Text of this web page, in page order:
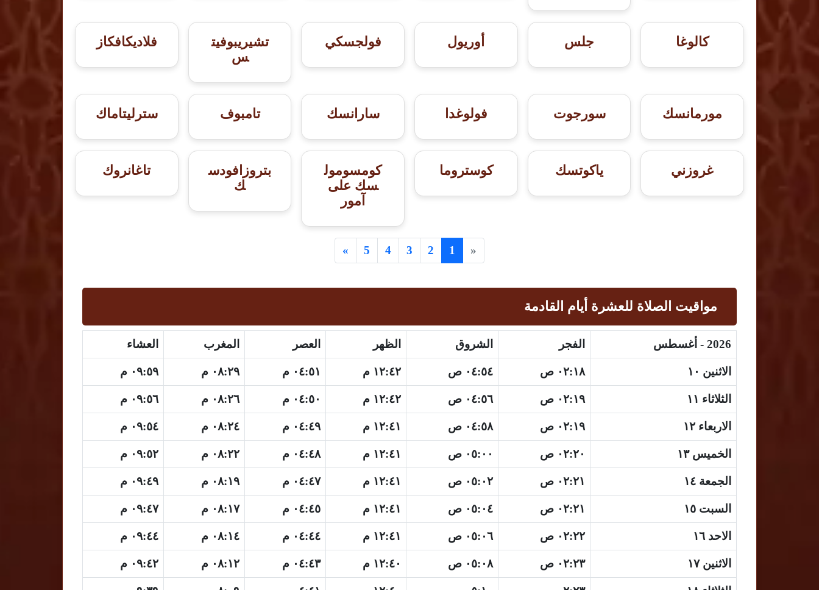
كالوغا جلس أوريول فولجسكي
تشيريبوفيت
س
فلاديكافكاز
مورمانسك سورجوت فولوغدا سارانسك تامبوف سترليتاماك
غروزني ياكوتسك كوستروما
كومسومول
سك على
آمور
بتروزافودس
ك
تاغانروك
«
1
2
3
4
5
»
مواقيت الصلاة للعشرة أيام القادمة
2026 - أغسطس الفجر الشروق الظهر العصر المغرب العشاء
الاثنين ١٠ ٠٢:١٨ ص ٠٤:٥٤ ص ١٢:٤٢ م ٠٤:٥١ م ٠٨:٢٩ م ٠٩:٥٩ م
الثلاثاء ١١ ٠٢:١٩ ص ٠٤:٥٦ ص ١٢:٤٢ م ٠٤:٥٠ م ٠٨:٢٦ م ٠٩:٥٦ م
الاربعاء ١٢ ٠٢:١٩ ص ٠٤:٥٨ ص ١٢:٤١ م ٠٤:٤٩ م ٠٨:٢٤ م ٠٩:٥٤ م
الخميس ١٣ ٠٢:٢٠ ص ٠٥:٠٠ ص ١٢:٤١ م ٠٤:٤٨ م ٠٨:٢٢ م ٠٩:٥٢ م
الجمعة ١٤ ٠٢:٢١ ص ٠٥:٠٢ ص ١٢:٤١ م ٠٤:٤٧ م ٠٨:١٩ م ٠٩:٤٩ م
السبت ١٥ ٠٢:٢١ ص ٠٥:٠٤ ص ١٢:٤١ م ٠٤:٤٥ م ٠٨:١٧ م ٠٩:٤٧ م
الاحد ١٦ ٠٢:٢٢ ص ٠٥:٠٦ ص ١٢:٤١ م ٠٤:٤٤ م ٠٨:١٤ م ٠٩:٤٤ م
الاثنين ١٧ ٠٢:٢٣ ص ٠٥:٠٨ ص ١٢:٤٠ م ٠٤:٤٣ م ٠٨:١٢ م ٠٩:٤٢ م